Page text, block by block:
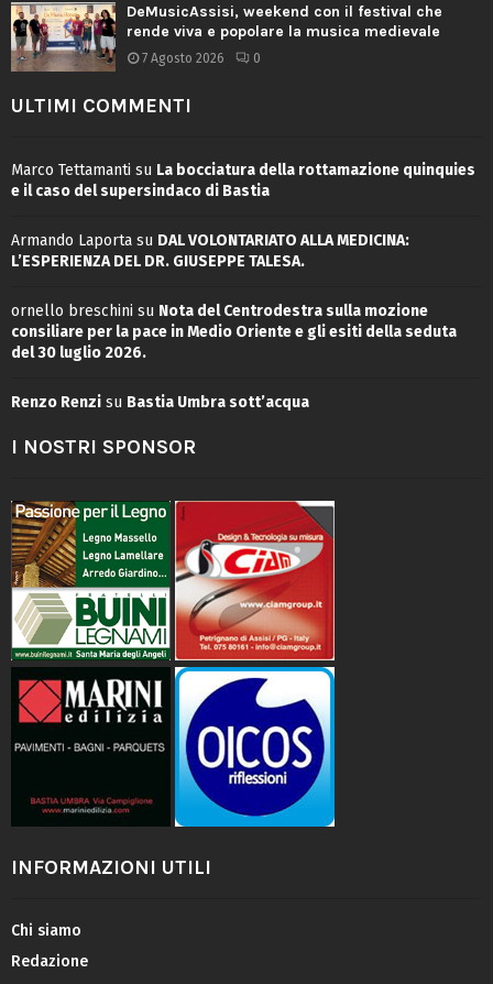
DeMusicAssisi, weekend con il festival che
rende viva e popolare la musica medievale
7 Agosto 2026 0
ULTIMI COMMENTI
Marco Tettamanti su La bocciatura della rottamazione quinquies
e il caso del supersindaco di Bastia
Armando Laporta su DAL VOLONTARIATO ALLA MEDICINA:
L’ESPERIENZA DEL DR. GIUSEPPE TALESA.
ornello breschini su Nota del Centrodestra sulla mozione
consiliare per la pace in Medio Oriente e gli esiti della seduta
del 30 luglio 2026.
Renzo Renzi su Bastia Umbra sott’acqua
I NOSTRI SPONSOR
INFORMAZIONI UTILI
Chi siamo
Redazione